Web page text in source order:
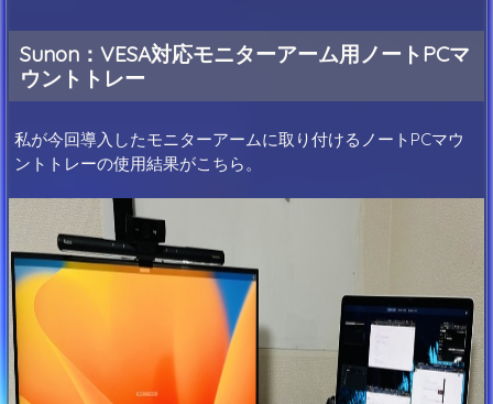
Sunon：VESA対応モニターアーム用ノートPCマ
ウントトレー
私が今回導入したモニターアームに取り付けるノートPCマウ
ントトレーの使用結果がこちら。